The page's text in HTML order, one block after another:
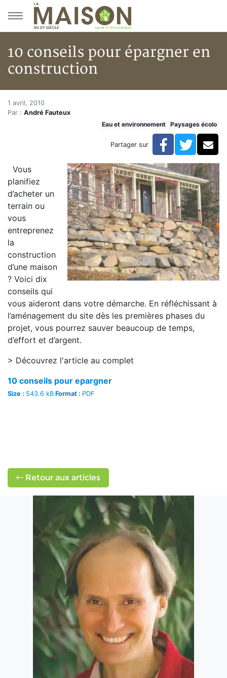
Aller au menu principal
Aller au contenu principal
10 conseils pour épargner en
construction
Accueil
Articles
Eau et environnement
10 conseils pour épargner en construction
10 conseils pour épargner en
1 avril, 2010
Par : André Fauteux
Eau et environnement
Paysages écolo
Partager sur Facebook
Vous
planifiez
d’acheter un
terrain ou
vous
entreprenez
la
construction
d’une maison
? Voici dix
conseils qui
vous aideront dans votre démarche. En réfléchissant à
l’aménagement du site dès les premières phases du
projet, vous pourrez sauver beaucoup de temps,
d’effort et d’argent.
> Découvrez l'article au complet
10 conseils pour epargner
Size : 543.6 kB Format : PDF
Retour aux articles